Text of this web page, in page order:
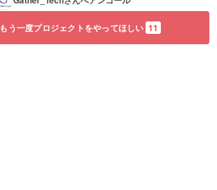
もう一度プロジェクトをやってほしい 11